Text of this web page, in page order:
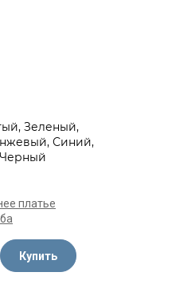
Зеленый,
Синий,
платье
Купить